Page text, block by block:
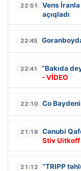
22:51
Vens
açıqladı
22:45
22:41
“Bakıda
- VİDEO
22:10 Co
21:18 Cənubi
Stiv Uitkoff
21:12
“TRIPP